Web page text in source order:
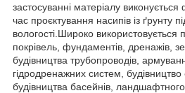
застосуванні матеріалу
час проєктування насипів із ґрунту
вологості.Широко використовується
покрівель, фундаментів, дренажів,
будівництва трубопроводів,
гідродренажних систем,
будівництва басейнів,